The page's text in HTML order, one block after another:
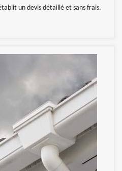
un devis détaillé et sans frais.